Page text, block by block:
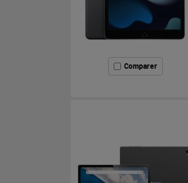
Comparer